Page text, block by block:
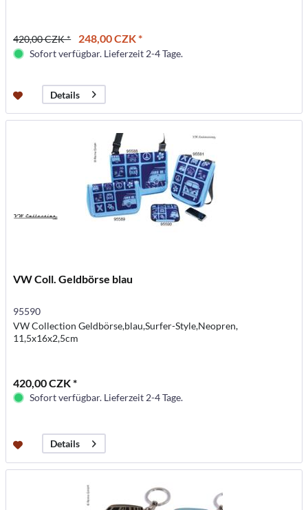
420,00 CZK * 248,00 CZK *
Sofort verfügbar. Lieferzeit 2-4 Tage.
Details
VW Coll. Geldbörse blau
95590
VW Collection Geldbörse,blau,Surfer-Style,Neopren,
11,5x16x2,5cm
420,00 CZK *
Sofort verfügbar. Lieferzeit 2-4 Tage.
Details